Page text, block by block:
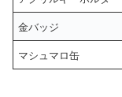
金バッジ
マシュマロ缶